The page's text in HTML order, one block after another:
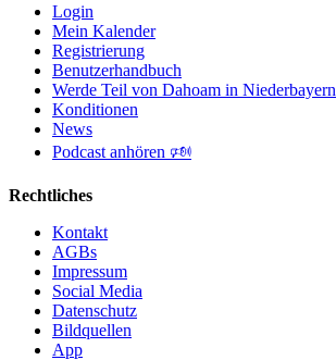
Login
Mein Kalender
Registrierung
Benutzerhandbuch
Werde Teil von Dahoam in Niederbayern
Konditionen
News
Podcast anhören 🕬
Rechtliches
Kontakt
AGBs
Impressum
Social Media
Datenschutz
Bildquellen
App